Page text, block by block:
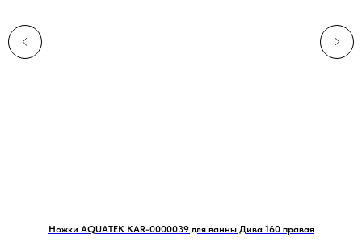
Ножки AQUATEK KAR-0000039 для ванны Дива 160 правая